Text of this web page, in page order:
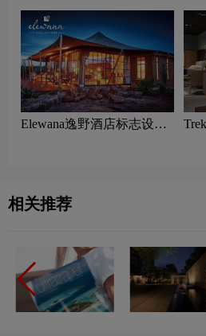
品牌设计理念
Elewana逸野酒店标志设计
相关推荐